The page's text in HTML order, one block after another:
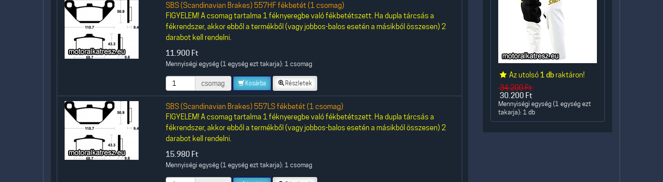
SBS (Scandinavian Brakes) 557HF fékbetét (1 csomag)
FIGYELEM! A csomag tartalma 1 féknyeregbe való fékbetétszett. Ha dupla tárcsás a
fékrendszer, akkor ebből a termékből (vagy jobbos-balos esetén a másikból összesen) 2
darabot kell rendelni.
11.900 Ft
Mennyiségi egység (1 egység ezt takarja): 1 csomag
csomag Kosárba Részletek
SBS (Scandinavian Brakes) 557LS fékbetét (1 csomag)
FIGYELEM! A csomag tartalma 1 féknyeregbe való fékbetétszett. Ha dupla tárcsás a
fékrendszer, akkor ebből a termékből (vagy jobbos-balos esetén a másikból összesen) 2
darabot kell rendelni.
15.980 Ft
Mennyiségi egység (1 egység ezt takarja): 1 csomag
Az utolsó 1 db raktáron!
34.200Ft
30.200 Ft
Mennyiségi egység (1 egység ezt
takarja): 1 db